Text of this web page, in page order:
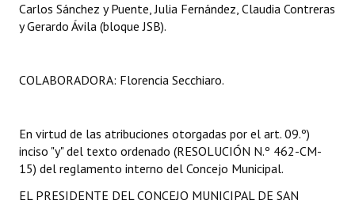
Carlos Sánchez y Puente, Julia Fernández, Claudia Contreras
y Gerardo Ávila (bloque JSB).
COLABORADORA: Florencia Secchiaro.
En virtud de las atribuciones otorgadas por el art. 09.º)
inciso "y" del texto ordenado (RESOLUCIÓN N.º 462-CM-
15) del reglamento interno del Concejo Municipal.
EL PRESIDENTE DEL CONCEJO MUNICIPAL DE SAN